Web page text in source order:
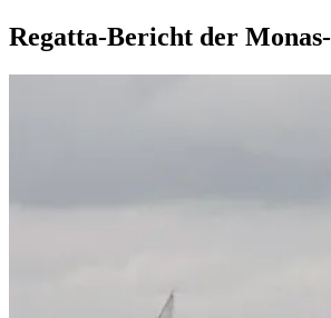
Regatta-Bericht der